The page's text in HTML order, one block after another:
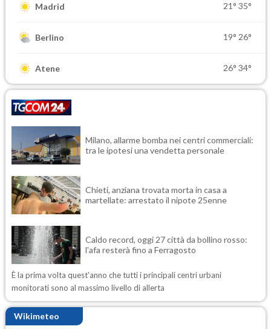
Madrid 21° 35°
Berlino 19° 26°
Atene 26° 34°
Milano, allarme bomba nei centri commerciali:
tra le ipotesi una vendetta personale
Chieti, anziana trovata morta in casa a
martellate: arrestato il nipote 25enne
Caldo record, oggi 27 città da bollino rosso:
l'afa resterà fino a Ferragosto
È la prima volta quest'anno che tutti i principali centri urbani
monitorati sono al massimo livello di allerta
Wikimeteo